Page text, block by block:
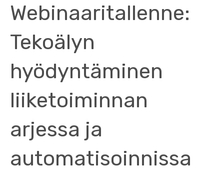
Webinaaritallenne:
Tekoälyn
hyödyntäminen
liiketoiminnan
arjessa ja
automatisoinnissa